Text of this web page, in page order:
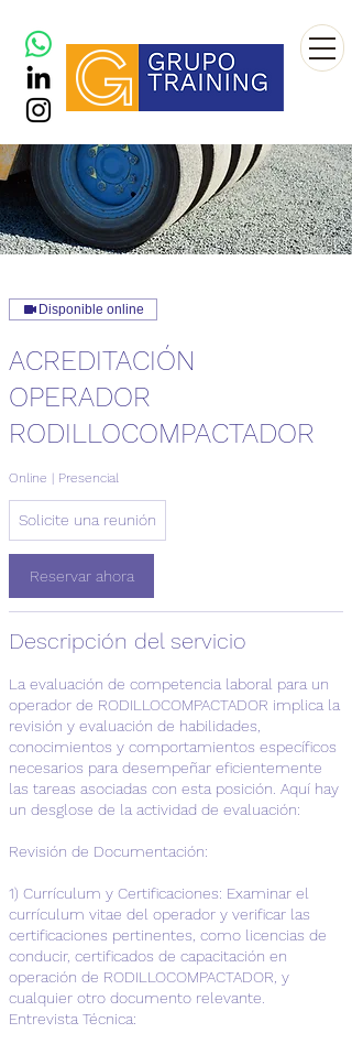
Disponible online
ACREDITACIÓN
OPERADOR
RODILLOCOMPACTADOR
Online | Presencial
una
Solicite una reunión
Reservar ahora
Descripción del servicio
La evaluación de competencia laboral para un
operador de RODILLOCOMPACTADOR implica la
revisión y evaluación de habilidades,
conocimientos y comportamientos específicos
necesarios para desempeñar eficientemente
las tareas asociadas con esta posición. Aquí hay
un desglose de la actividad de evaluación:
Revisión de Documentación:
1) Currículum y Certificaciones: Examinar el
currículum vitae del operador y verificar las
certificaciones pertinentes, como licencias de
conducir, certificados de capacitación en
operación de RODILLOCOMPACTADOR, y
cualquier otro documento relevante.
Entrevista Técnica: